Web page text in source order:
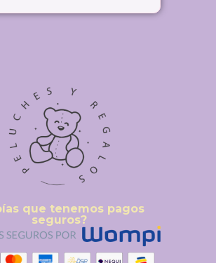
que tenemos pagos
seguros?